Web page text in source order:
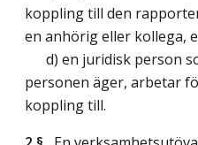
koppling till den
en anhörig eller kollega,
d) en juridisk person
personen äger, arbetar
koppling till.